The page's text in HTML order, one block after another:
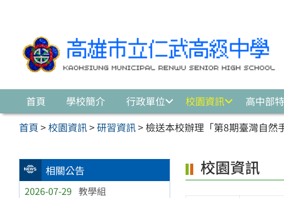
首頁 學校簡介 行政單位 校園資訊 高中部
首頁>校園資訊>研習資訊> 檢送本校辦理「第8期臺灣自然
相關公告
2026-07-29 教學組
校園資訊